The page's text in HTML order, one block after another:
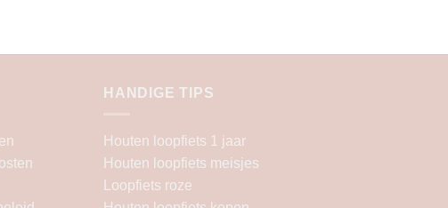
HANDIGE TIPS
Houten loopfiets 1 jaar
Houten loopfiets meisjes
Loopfiets roze